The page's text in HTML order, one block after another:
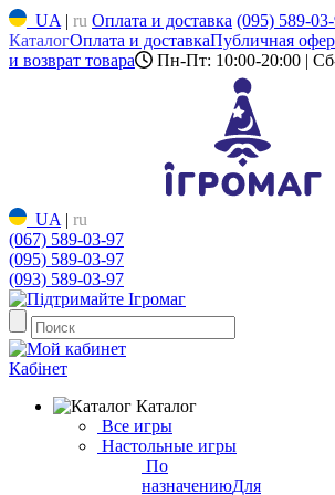
UA | ru Оплата и доставка (095) 589-
КаталогОплата и доставкаПубличная
и возврат товара
Пн-Пт: 10:00-20:00 |
UA | ru
(067) 589-03-97
(095) 589-03-97
(093) 589-03-97
Кабінет
Каталог
Все игры
Настольные игры
По
назначениюДля